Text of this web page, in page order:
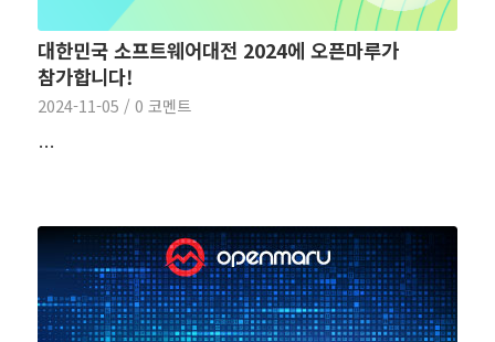
대한민국 소프트웨어대전 2024에 오픈마루가
참가합니다!
2024-11-05 / 0 코멘트
…